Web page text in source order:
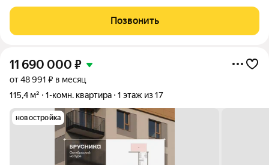
общеобразовательная школа №38 , что гарантирует детям
спокойный и короткий маршрут до учебы, Тюменский
Позвонить
11 690 000 ₽
от 48 991 ₽ в месяц
115,4 м²
1-комн. квартира 1 этаж из 17
новостройка